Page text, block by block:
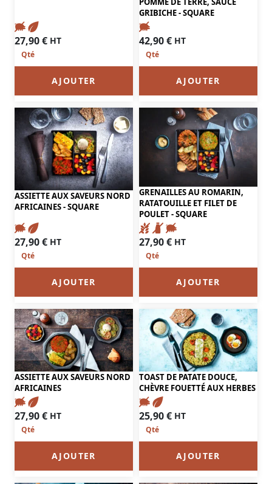
27,90€ HT
AJOUTER
GRIBICHE - SQUARE
42,90€ HT
AJOUTER
ASSIETTE AUX SAVEURS NORD
AFRICAINES - SQUARE
27,90€ HT
AJOUTER
GRENAILLES AU ROMARIN,
RATATOUILLE ET FILET DE
POULET - SQUARE
27,90€ HT
AJOUTER
ASSIETTE AUX SAVEURS NORD
AFRICAINES
27,90€ HT
AJOUTER
TOAST DE PATATE DOUCE,
CHÈVRE FOUETTÉ AUX HERBES
25,90€ HT
AJOUTER